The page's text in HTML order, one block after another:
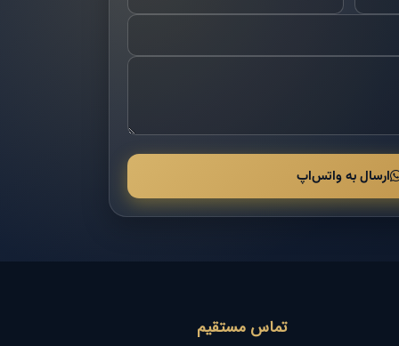
ارسال به واتس‌اپ
تماس مستقیم